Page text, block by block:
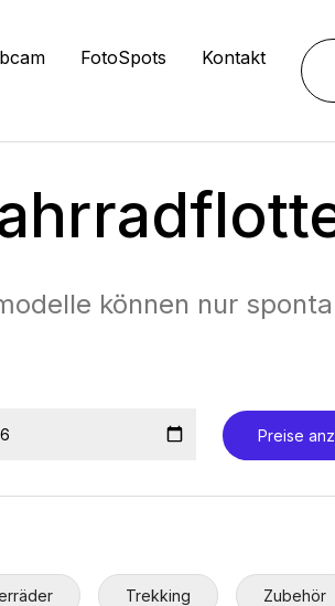
FotoSpots Kontakt
können nur
Preise
Trekking Zubehör